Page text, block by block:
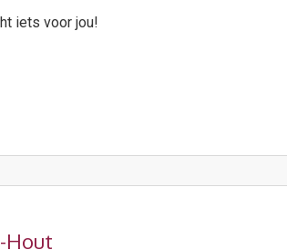
iets voor jou!
Hout